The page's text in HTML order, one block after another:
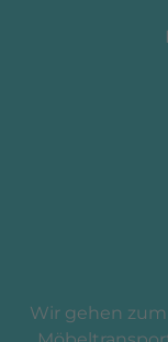
Wir gehen zum